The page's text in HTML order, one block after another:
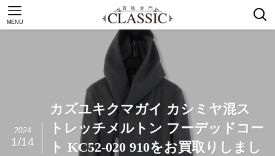
MENU
カズユキクマガイ カシミヤ混ス
トレッチメルトン フーデッドコー
ト KC52-020 910をお買取りしまし
2024
1/14